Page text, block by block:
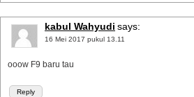
kabul Wahyudi says:
16 Mei 2017 pukul 13.11
Reply
ooow F9 baru tau